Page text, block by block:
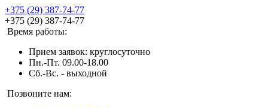
+375 (29) 387-74-77
+375 (29) 387-74-77
Время работы:
Прием заявок: круглосуточно
Пн.-Пт. 09.00-18.00
Cб.-Вс. - выходной
Позвоните нам: